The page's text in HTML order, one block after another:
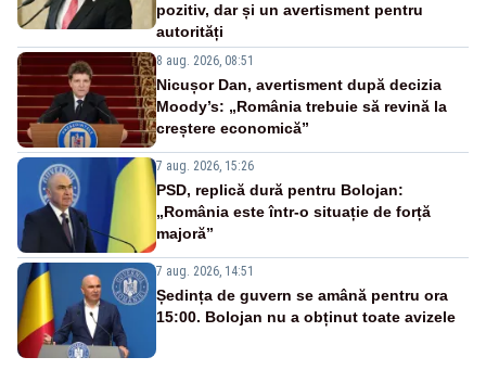
pozitiv, dar și un avertisment pentru
autorități
8 aug. 2026, 08:51
Nicușor Dan, avertisment după decizia
Moody’s: „România trebuie să revină la
creștere economică”
7 aug. 2026, 15:26
PSD, replică dură pentru Bolojan:
„România este într-o situație de forță
majoră”
7 aug. 2026, 14:51
Ședința de guvern se amână pentru ora
15:00. Bolojan nu a obținut toate avizele